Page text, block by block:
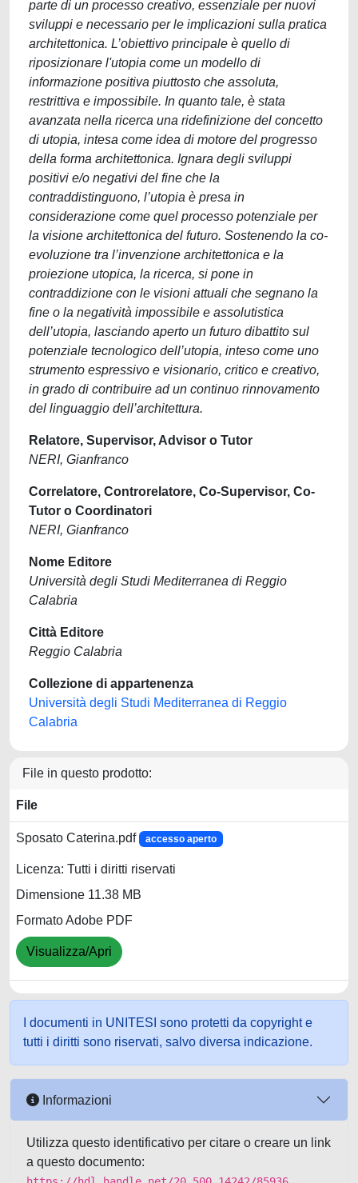
parte di un processo creativo, essenziale per nuovi
sviluppi e necessario per le implicazioni sulla pratica
architettonica. L’obiettivo principale è quello di
riposizionare l'utopia come un modello di
informazione positiva piuttosto che assoluta,
restrittiva e impossibile. In quanto tale, è stata
avanzata nella ricerca una ridefinizione del concetto
di utopia, intesa come idea di motore del progresso
della forma architettonica. Ignara degli sviluppi
positivi e/o negativi del fine che la
contraddistinguono, l’utopia è presa in
considerazione come quel processo potenziale per
la visione architettonica del futuro. Sostenendo la co-
evoluzione tra l’invenzione architettonica e la
proiezione utopica, la ricerca, si pone in
contraddizione con le visioni attuali che segnano la
fine o la negatività impossibile e assolutistica
dell’utopia, lasciando aperto un futuro dibattito sul
potenziale tecnologico dell’utopia, inteso come uno
strumento espressivo e visionario, critico e creativo,
in grado di contribuire ad un continuo rinnovamento
del linguaggio dell’architettura.
Relatore, Supervisor, Advisor o Tutor
NERI, Gianfranco
Correlatore, Controrelatore, Co-Supervisor, Co-
Tutor o Coordinatori
NERI, Gianfranco
Nome Editore
Università degli Studi Mediterranea di Reggio
Calabria
Città Editore
Reggio Calabria
Collezione di appartenenza
Università degli Studi Mediterranea di Reggio
Calabria
File in questo prodotto:
File
Sposato Caterina.pdf accesso aperto
Licenza: Tutti i diritti riservati
Dimensione 11.38 MB
Formato Adobe PDF
Visualizza/Apri
I documenti in UNITESI sono protetti da copyright e
tutti i diritti sono riservati, salvo diversa indicazione.
Informazioni
Utilizza questo identificativo per citare o creare un link
a questo documento: